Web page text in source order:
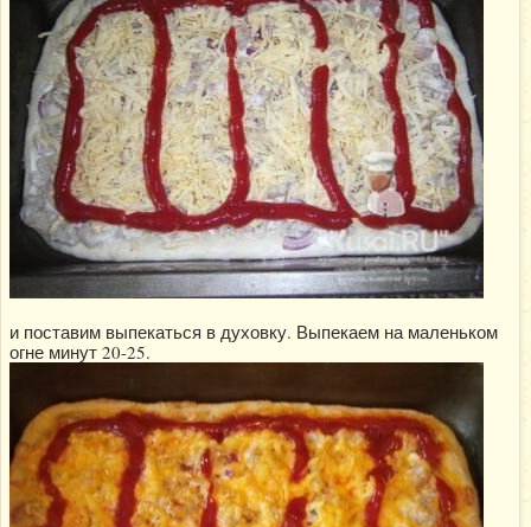
и поставим выпекаться в духовку. Выпекаем на маленьком
огне минут 20-25.